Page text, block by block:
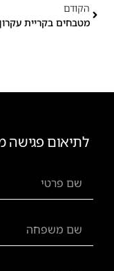
הקודם
לתיאום פגישה